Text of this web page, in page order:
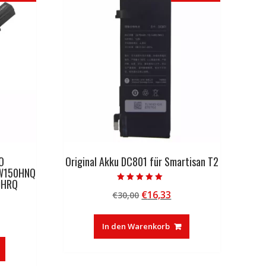
Original Akku DC801 für Smartisan T2
5.00
von 5
€30,00 Ursprünglicher
war:
€30,00
€16,33
ist:
€16,33.
In den Warenkorb